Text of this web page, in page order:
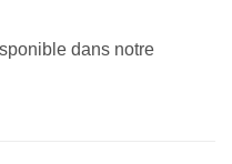
dans notre